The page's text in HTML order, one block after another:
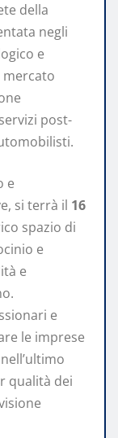
della
negli
e
post-
e
si terrà il 16
spazio di
e
e
e
le imprese
qualità dei